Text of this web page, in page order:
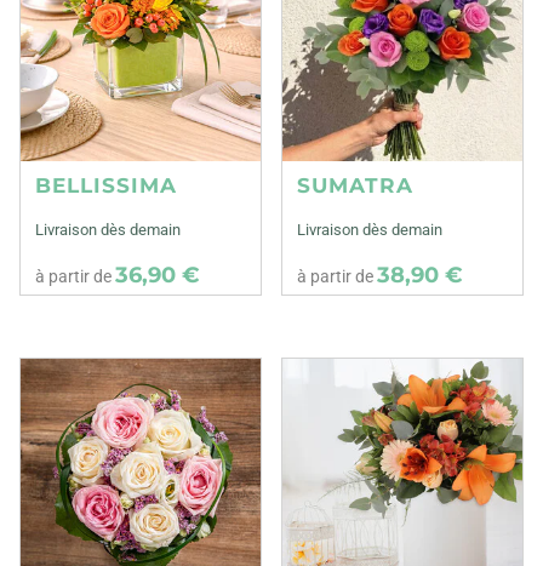
BELLISSIMA
Livraison dès demain
à partir de36,90 €
SUMATRA
Livraison dès demain
à partir de38,90 €